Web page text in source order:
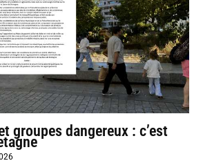
groupes dangereux : c’est